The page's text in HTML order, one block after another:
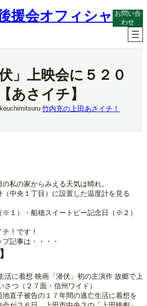
援会オフィシャ
お問い合
わせ
」上映会に５２０
あさイチ】
竹内充の上田あさイチ！
私の家からみえる天気は晴れ。
中央１丁目）に設置した温度計を見る
※１）・船穂スイートピー記念日（※２）
！です！
記事は・・・・
活に着想 映画「潜伏」初の主演作 故郷で上
つ（２７面・信州ワイド）
直子被告の１７年間の逃亡生活に着想を